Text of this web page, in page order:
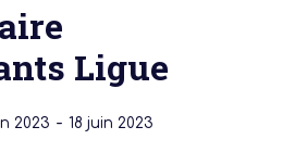
Ligue
2023 - 18 juin 2023